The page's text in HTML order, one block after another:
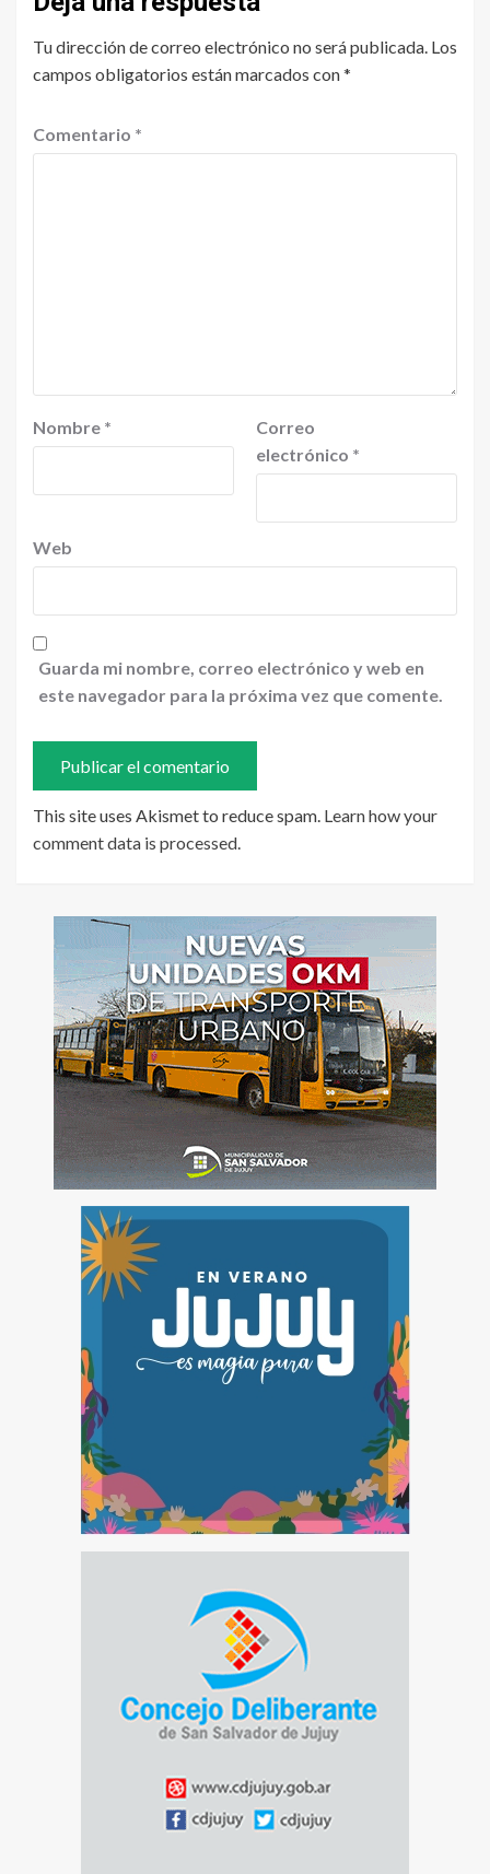
Tu dirección de correo electrónico no será publicada. Los
campos obligatorios están marcados con*
Comentario *
Nombre *
Correo
electrónico *
Web
Guarda mi nombre, correo electrónico y web en
este navegador para la próxima vez que comente.
This site uses Akismet to reduce spam. Learn how your
comment data is processed.